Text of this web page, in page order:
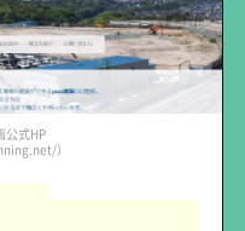
公式HP
）